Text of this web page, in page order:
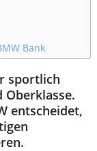
Bank
sportlich
Oberklasse.
entscheidet,